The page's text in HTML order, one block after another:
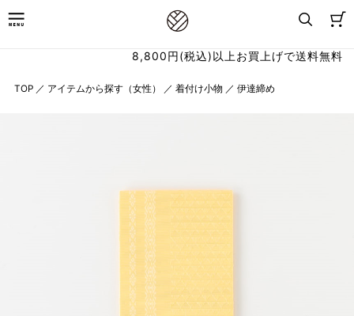
8,800円(税込)以上お買上げで送料無料
TOP ／ アイテムから探す（女性） ／ 着付け小物 ／ 伊達締め